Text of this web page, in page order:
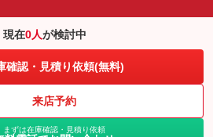
現在0人が検討中
確認・見積り依頼(無料)
来店予約
まずは在庫確認・見積り依頼